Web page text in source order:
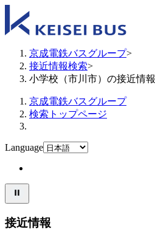
京成電鉄バスグループ>
接近情報検索>
小学校（市川市）の接近情報
京成電鉄バスグループ
検索トップページ
Language
接近情報